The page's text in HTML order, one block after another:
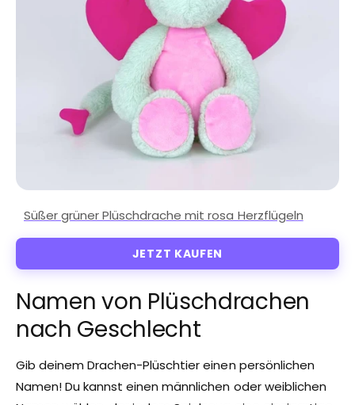
JETZT KAUFEN
Namen von Plüschdrachen
nach Geschlecht
Gib deinem Drachen-Plüschtier einen persönlichen
Namen! Du kannst einen männlichen oder weiblichen